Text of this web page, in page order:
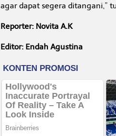
agar dapat segera ditangani,”
Reporter: Novita A.K
Editor: Endah Agustina